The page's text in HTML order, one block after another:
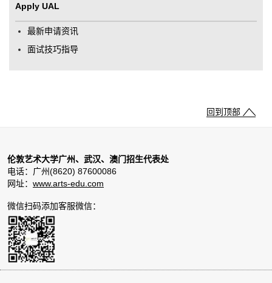
Apply UAL
最新申请资讯
面试技巧指导
回到顶部
伦敦艺术大学广州、武汉、澳门招生代表处
电话：广州(8620) 87600086
网址： www.arts-edu.com
微信扫码添加客服微信：